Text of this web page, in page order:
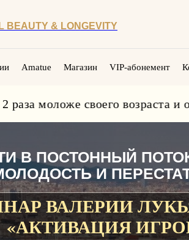
BEAUTY & LONGEVITY
Amatue Магазин VIP-абонемент
своего возраста и обучает
В ПОСТОННЫЙ
И
ВАЛЕРИИ
«АКТИВАЦИЯ